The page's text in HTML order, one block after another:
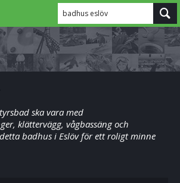
badhus eslöv
ska vara med
klättervägg, vågbassäng och
badhus i Eslöv för ett roligt minne